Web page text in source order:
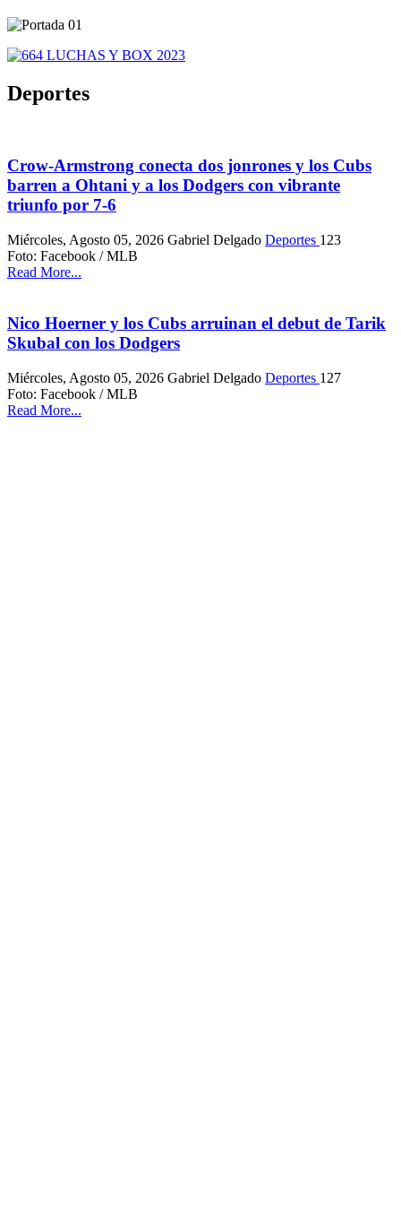
Deportes
Crow-Armstrong conecta dos jonrones y los Cubs
barren a Ohtani y a los Dodgers con vibrante
triunfo por 7-6
Miércoles, Agosto 05, 2026 Gabriel Delgado Deportes 123
Foto: Facebook / MLB
Read More...
Nico Hoerner y los Cubs arruinan el debut de Tarik
Skubal con los Dodgers
Miércoles, Agosto 05, 2026 Gabriel Delgado Deportes 127
Foto: Facebook / MLB
Read More...